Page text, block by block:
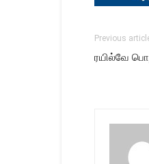
Previous
ரயில்வே